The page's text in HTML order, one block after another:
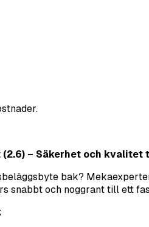
– Säkerhet och
bak?
snabbt och noggrant till ett